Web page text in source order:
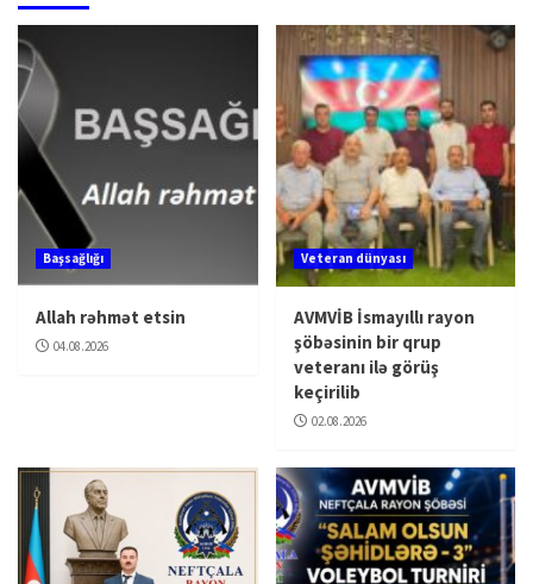
Başsağlığı
Allah rəhmət etsin
04.08.2026
Veteran dünyası
AVMVİB İsmayıllı rayon
şöbəsinin bir qrup
veteranı ilə görüş
keçirilib
02.08.2026